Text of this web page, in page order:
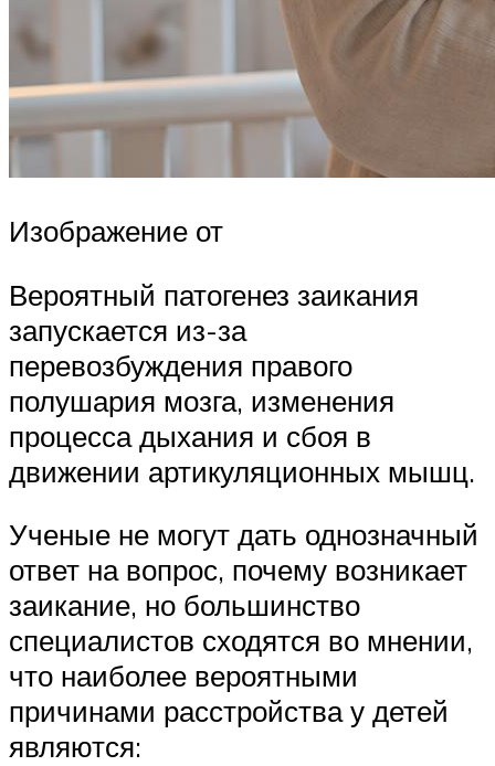
Изображение от
Вероятный патогенез заикания
запускается из-за
перевозбуждения правого
полушария мозга, изменения
процесса дыхания и сбоя в
движении артикуляционных мышц.
Ученые не могут дать однозначный
ответ на вопрос, почему возникает
заикание, но большинство
специалистов сходятся во мнении,
что наиболее вероятными
причинами расстройства у детей
являются: